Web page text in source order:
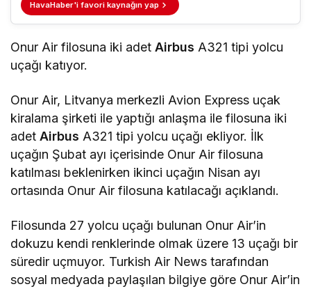
HavaHaber'i favori kaynağın yap
Onur Air filosuna iki adetAirbus A321 tipi yolcu
uçağı katıyor.
Onur Air, Litvanya merkezli Avion Express uçak
kiralama şirketi ile yaptığı anlaşma ile filosuna iki
adetAirbus A321 tipi yolcu uçağı ekliyor. İlk
uçağın Şubat ayı içerisinde Onur Air filosuna
katılması beklenirken ikinci uçağın Nisan ayı
ortasında Onur Air filosuna katılacağı açıklandı.
Filosunda 27 yolcu uçağı bulunan Onur Air’in
dokuzu kendi renklerinde olmak üzere 13 uçağı bir
süredir uçmuyor. Turkish Air News‏ tarafından
sosyal medyada paylaşılan bilgiye göre Onur Air’in